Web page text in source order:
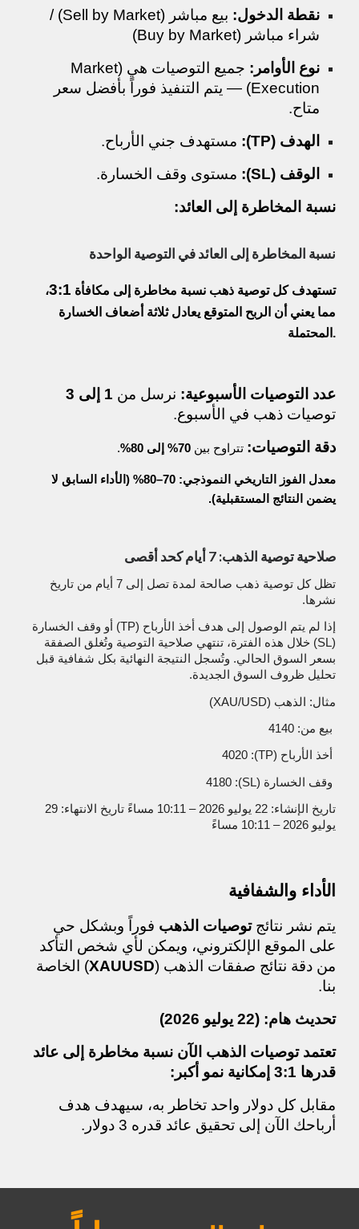
نقطة الدخول:
بيع مباشر (Sell by Market) /
شراء مباشر (Buy by Market)
نوع الأوامر:
جميع التوصيات هي (Market
Execution) — يتم التنفيذ فوراً بأفضل سعر
متاح.
الهدف (TP):
مستهدف جني الأرباح.
الوقف (SL):
مستوى وقف الخسارة.
نسبة المخاطرة إلى العائد:
نسبة المخاطرة إلى العائد في التوصية الواحدة
تستهدف كل توصية ذهب نسبة مخاطرة إلى مكافأة 3:1،
مما يعني أن الربح المتوقع يعادل ثلاثة أضعاف الخسارة
المحتملة.
عدد التوصيات الأسبوعية: نرسل من 1 إلى 3
توصيات ذهب في الأسبوع.
دقة التوصيات: تتراوح بين70% إلى 80% .
معدل الفوز التاريخي النموذجي: 70–80% (الأداء السابق لا
يضمن النتائج المستقبلية).
صلاحية توصية الذهب: 7 أيام كحد أقصى
تظل كل توصية ذهب صالحة لمدة تصل إلى 7 أيام من تاريخ
نشرها.
إذا لم يتم الوصول إلى هدف أخذ الأرباح (TP) أو وقف الخسارة
(SL) خلال هذه الفترة، تنتهي صلاحية التوصية وتُغلق الصفقة
بسعر السوق الحالي. وتُسجل النتيجة النهائية بكل شفافية قبل
تحليل ظروف السوق الجديدة.
مثال: الذهب (XAU/USD)
بيع من: 4140
أخذ الأرباح (TP): 4020
وقف الخسارة (SL): 4180
تاريخ الإنشاء: 22 يوليو 2026 – 10:11 مساءً تاريخ الانتهاء: 29
يوليو 2026 – 10:11 مساءً
الأداء والشفافية
يتم نشر نتائجتوصيات الذهب فوراً وبشكل حي
على الموقع الإلكتروني، ويمكن لأي شخص التأكد
من دقة نتائج صفقات الذهب (XAUUSD) الخاصة
بنا.
تحديث هام: (22 يوليو 2026)
تعتمد توصيات الذهب الآن نسبة مخاطرة إلى عائد
قدرها 3:1 إمكانية نمو أكبر:
مقابل كل دولار واحد تخاطر به، سيهدف هدف
أرباحك الآن إلى تحقيق عائد قدره 3 دولار.